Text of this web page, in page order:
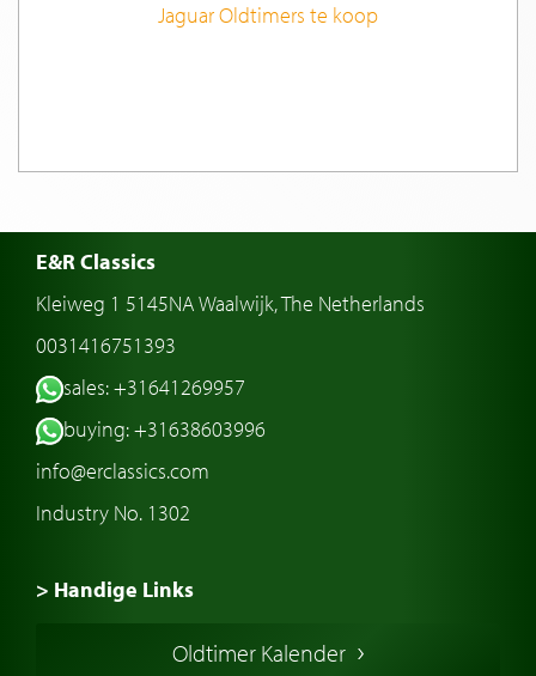
Jaguar Oldtimers te koop
E&R Classics
Kleiweg 1 5145NA Waalwijk, The Netherlands
0031416751393
sales: +31641269957
buying: +31638603996
info@erclassics.com
Industry No. 1302
> Handige Links
Oldtimer Kalender